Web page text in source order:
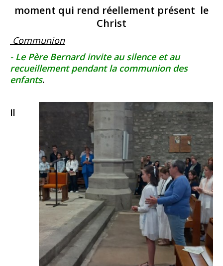
moment qui rend réellement présent le
Christ
Communion
- Le Père Bernard invite au silence et au
recueillement pendant la communion des
enfants.
Il